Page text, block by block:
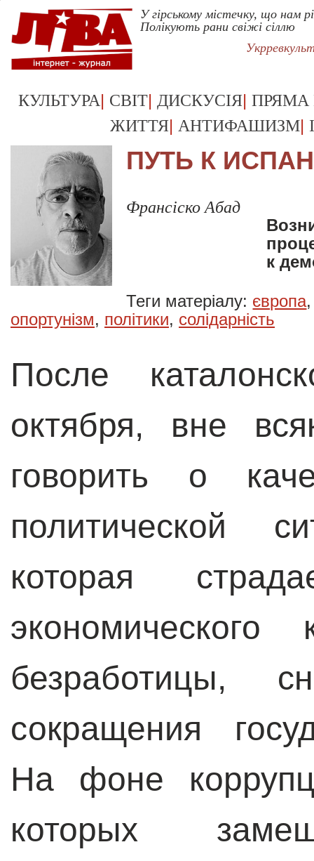
У гірському містечку, що нам
Полікують рани свіжі сіллю
КУЛЬТУРА| СВІТ| ДИСКУСІЯ| ПРЯМА
ЖИТТЯ| АНТИФАШИЗМ|
ПУТЬ К
Франсіско Абад
к
Теги матеріалу: європа
опортунізм, політики, солідарність
После
октября, вне
говорить о
политической
которая
экономического
безработицы,
сокращения
На фоне
которых